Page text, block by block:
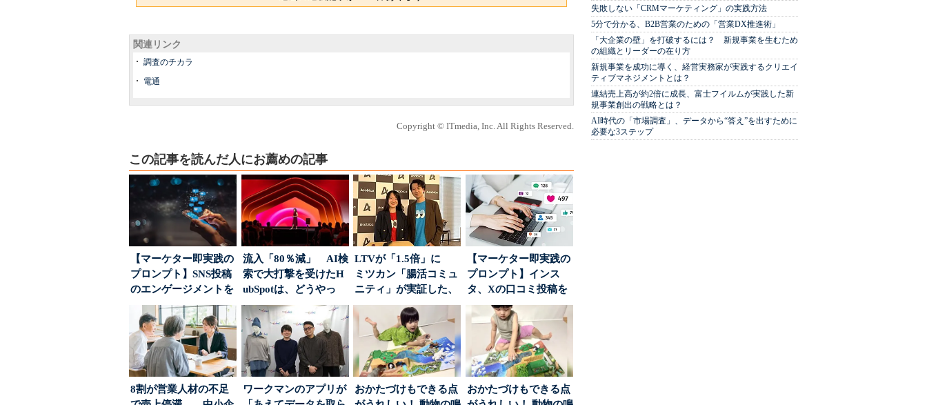
関連リンク
調査のチカラ
電通
Copyright © ITmedia, Inc. All Rights Reserved.
この記事を読んだ人にお薦めの記事
【マーケター即実践の
プロンプト】SNS投稿
のエンゲージメントを
高めるAI活用、ポ...
流入「80％減」 AI検
索で大打撃を受けたH
ubSpotは、どうやっ
て“未来の顧...
LTVが「1.5倍」に
ミツカン「腸活コミュ
ニティ」が実証した、
値上げ時代に選ば...
【マーケター即実践の
プロンプト】インス
タ、Xの口コミ投稿を
分析→戦略立案に生か
す...
8割が営業人材の不足
ワークマンのアプリが
おかたづけもできる点
おかたづけもできる点
失敗しない「CRMマーケティング」の実践方法
5分で分かる、B2B営業のための「営業DX推進術」
「大企業の壁」を打破するには？ 新規事業を生むため
の組織とリーダーの在り方
新規事業を成功に導く、経営実務家が実践するクリエイ
ティブマネジメントとは？
連結売上高が約2倍に成長、富士フイルムが実践した新
規事業創出の戦略とは？
AI時代の「市場調査」、データから“答え”を出すために
必要な3ステップ